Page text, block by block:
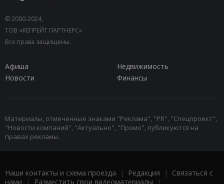
© 2000-2024,
ТОВ «КЕПРЕЙТ ПАРТНЕРС».
Все права защищены.
Афиша
Недвижимость
Новости
Финансы
Материалы, отмеченные знаками "Реклама", "PR", "Спецпроект",
"Новости компаний", "Актуально", "Промо", публикуются на
правах рекламы.
Наши контакты и схема проезда | Редакция | Связаться с
нами | Разместить свои видеоматериалы |